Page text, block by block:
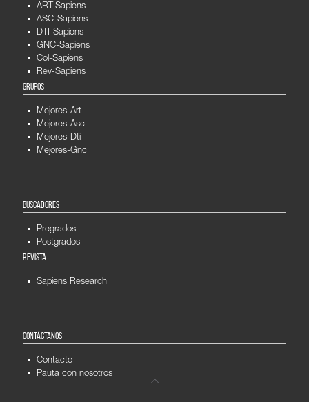
ART-Sapiens
ASC-Sapiens
DTI-Sapiens
GNC-Sapiens
Col-Sapiens
Rev-Sapiens
GRUPOS
Mejores-Art
Mejores-Asc
Mejores-Dti
Mejores-Gnc
BUSCADORES
Pregrados
Postgrados
REVISTA
Sapiens Research
CONTÁCTANOS
Contacto
Pauta con nosotros